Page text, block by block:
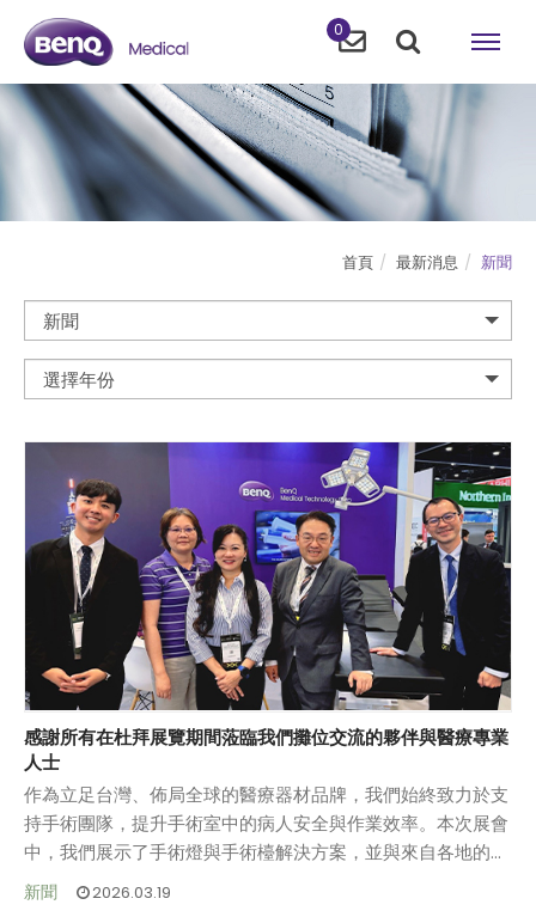
0
首頁 最新消息 新聞
新聞
選擇年份
感謝所有在杜拜展覽期間蒞臨我們攤位交流的夥伴與醫療專業
人士
作為立足台灣、佈局全球的醫療器材品牌，我們始終致力於支
持手術團隊，提升手術室中的病人安全與作業效率。本次展會
中，我們展示了手術燈與手術檯解決方案，並與來自各地的醫
療專業人員深入交流，收穫良多。
針對近期區域情勢發展，我們持續關注並誠摯期盼所有人平安
與穩定。
新聞 2026.03.19